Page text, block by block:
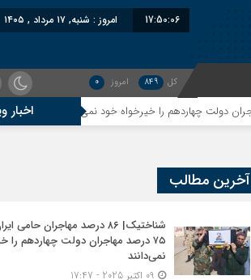
17:50:06 امروز : شنبه, ۱۷ مرداد , ۱۴۰۵
کل 849 امروز 0
اخبار
معاون سنای روسیه:
آخرین مطالب
شناختیک| ۸۶ درصد مهاجران
۷۵ درصد مهاجران دولت چهاردهم را
نمی‌دانند